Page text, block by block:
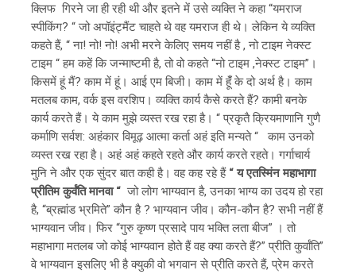
क्लिफ गिरने जा ही रही थी और इतने में उसे व्यक्ति ने कहा “यमराज
स्पीकिंग? “ जो अपॉइंट्मैंट चाहते थे वह यमराज ही थे। लेकिन ये व्यक्ति
कहते हैं, “ ना! नो! नो! अभी मरने केलिए समय नहीं है , नो टाइम नेक्स्ट
टाइम “ हम कहें कि जन्माष्टमी है, तो वो कहते “नो टाइम ,नेक्स्ट टाइम”।
किसमें हूं मैं? काम में हूं। आई एम बिजी। काम में हूंँ के दो अर्थ है। काम
मतलब काम, वर्क इस वरशिप। व्यक्ति कार्य कैसे करते हैं? कामी बनके
कार्य करते हैं। ये काम मुझे व्यस्त रख रहा है। “ प्रकृतै क्रियमाणानि गुणै
कर्माणि सर्वश: अहंकार विमूढ़ आत्मा कर्ता अहं इति मन्यते “ काम उनको
व्यस्त रख रहा है। अहं अहं कहते रहते और कार्य करते रहते। गर्गाचार्य
मुनि ने और एक सुंदर बात कही है। वह कह रहे हैं “ य एतस्मिंन महाभागा
प्रीतिम कुर्वंति मानवा “ जो लोग भाग्यवान है, उनका भाग्य का उदय हो रहा
है, “ब्रह्मांड भ्रमिते” कौन है ? भाग्यवान जीव। कौन-कौन है? सभी नहीं हैं
भाग्यवान जीव। फिर “गुरु कृष्ण प्रसादे पाय भक्ति लता बीज” । तो
महाभागा मतलब जो कोई भाग्यवान होते हैं वह क्या करते हैं?” प्रीति कुर्वांति”
वे भाग्यवान इसलिए भी है क्युकी वो भगवान से प्रीति करते हैं, प्रेम करते